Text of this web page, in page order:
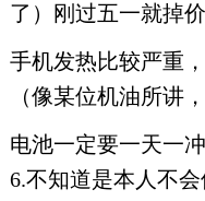
了）刚过五一就掉
手机发热比较严重
（像某位机油所讲
电池一定要一天一
6.不知道是本人不